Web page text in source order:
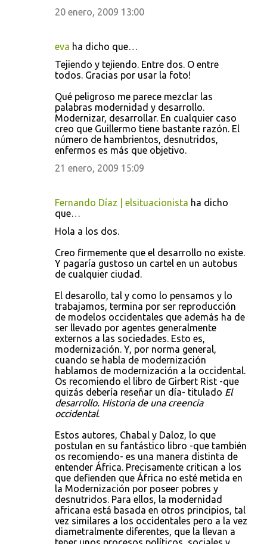
20 enero, 2009 13:00
eva ha dicho que…
Tejiendo y tejiendo. Entre dos. O entre
todos. Gracias por usar la foto!
Qué peligroso me parece mezclar las
palabras modernidad y desarrollo.
Modernizar, desarrollar. En cualquier caso
creo que Guillermo tiene bastante razón. El
número de hambrientos, desnutridos,
enfermos es más que objetivo.
21 enero, 2009 15:09
Fernando Díaz | elsituacionista ha dicho
que…
Hola a los dos.
Creo firmemente que el desarrollo no existe.
Y pagaría gustoso un cartel en un autobus
de cualquier ciudad.
El desarollo, tal y como lo pensamos y lo
trabajamos, termina por ser reproducción
de modelos occidentales que además ha de
ser llevado por agentes generalmente
externos a las sociedades. Esto es,
modernización. Y, por norma general,
cuando se habla de modernización
hablamos de modernización a la occidental.
Os recomiendo el libro de Girbert Rist -que
quizás debería reseñar un día- titulado El
desarrollo. Historia de una creencia
occidental.
Estos autores, Chabal y Daloz, lo que
postulan en su fantástico libro -que también
os recomiendo- es una manera distinta de
entender África. Precisamente critican a los
que defienden que África no esté metida en
la Modernización por poseer pobres y
desnutridos. Para ellos, la modernidad
africana está basada en otros principios, tal
vez similares a los occidentales pero a la vez
diametralmente diferentes, que la llevan a